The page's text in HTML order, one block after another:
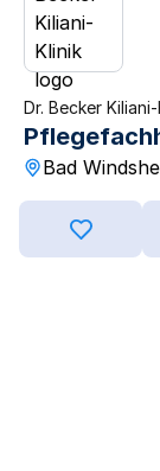
Dr. Becker
Bad